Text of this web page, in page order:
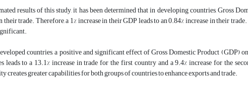
results of this study, it has been determined that in developing countries, Gross
trade. Therefore, a 1% increase in their GDP leads to an 0.84% increase in their
countries, a positive and significant effect of Gross Domestic Product (GDP)
leads to a 13.1% increase in trade for the first country and a 9.4% increase for the
creates greater capabilities for both groups of countries to enhance exports and trade.